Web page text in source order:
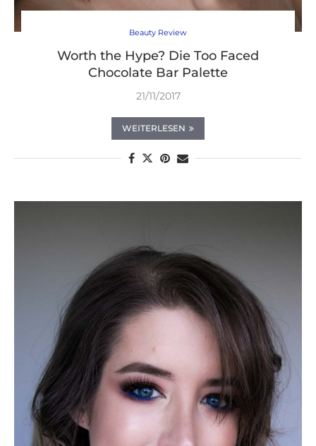
Beauty Review
Worth the Hype? Die Too Faced
Chocolate Bar Palette
21/11/2017
WEITERLESEN